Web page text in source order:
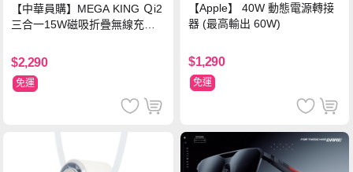
【中華員購】MEGA KING Ｑi2
三合一15W磁吸折疊無線充電
$2,290
免運
【Apple】 40W 動態電源轉接
器 (最高輸出 60W)
$1,290
免運